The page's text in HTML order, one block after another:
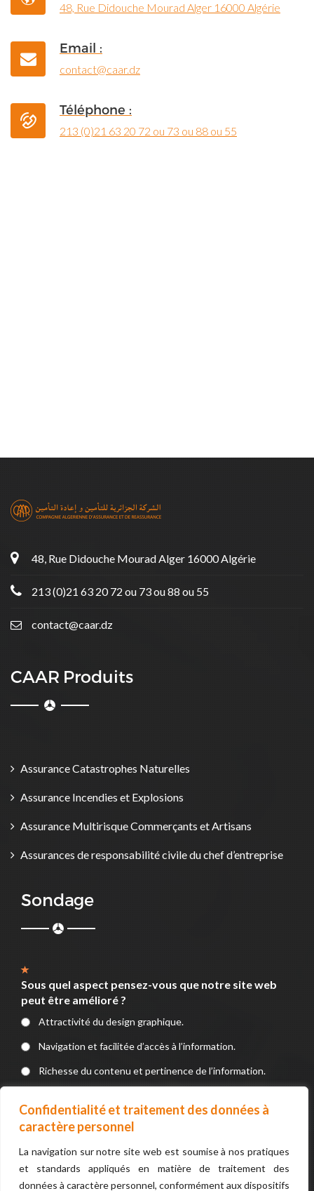
Confidentialité et traitement des données à
caractère personnel
La navigation sur notre site web est soumise à nos pratiques
et standards appliqués en matière de traitement des
données à caractère personnel, conformément aux dispositifs
48, Rue Didouche Mourad Alger 16000 Algérie
Email :
contact@caar.dz
Téléphone :
213 (0)21 63 20 72 ou 73 ou 88 ou 55
48, Rue Didouche Mourad Alger 16000 Algérie
213 (0)21 63 20 72 ou 73 ou 88 ou 55
contact@caar.dz
CAAR Produits
Assurance Catastrophes Naturelles
Assurance Incendies et Explosions
Assurance Multirisque Commerçants et Artisans
Assurances de responsabilité civile du chef d’entreprise
Sondage
Sous quel aspect pensez-vous que notre site web
peut être amélioré ?
Attractivité du design graphique.
Navigation et facilitée d’accès à l’information.
Richesse du contenu et pertinence de l’information.
paiement).
VOTER